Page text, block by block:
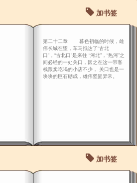
加书签
第二十二章 暮色初临的时候，雄
伟长城在望，车马抵达了“古北
口”，“古北口”是来往 “河北”，“热河”之
间必经的一处关口，因之在这一带客
栈跟卖吃喝的小店不少， 关口也是一
块块的巨石砌成，雄伟坚固异常。
加书签